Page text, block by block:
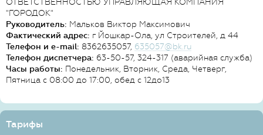
"ГОРОДОК"
Руководитель: Мальков Виктор Максимович
Фактический адрес: г Йошкар-Ола, ул Строителей, д 44
Телефон и e-mail: 8362635057, 635057@bk.ru
Телефон диспетчера: 63-50-57, 324-317 (аварийная служба)
Часы работы: Понедельник, Вторник, Среда, Четверг,
Пятница с 08:00 до 17:00, обед с 12до13
Тарифы